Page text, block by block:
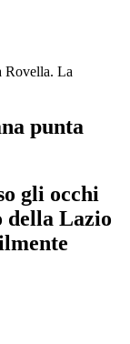
Rovella. La
punta
gli occhi
della Lazio